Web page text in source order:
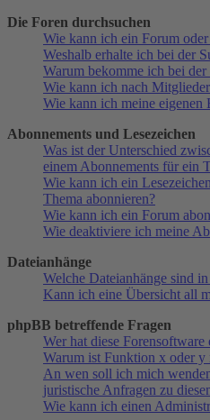
Die Foren durchsuchen
Wie kann ich ein Forum
Weshalb erhalte ich bei der
Warum bekomme ich bei der
Wie kann ich nach
Wie kann ich meine eigenen
Abonnements und Lesezeichen
Was ist der Unterschied
einem Abonnements für ein
Wie kann ich ein
Thema abonnieren?
Wie kann ich ein Forum
Wie deaktiviere ich meine
Dateianhänge
Welche Dateianhänge sind
Kann ich eine Übersicht all
phpBB betreffende Fragen
Wer hat diese
Warum ist Funktion x oder y
An wen soll ich mich
juristische Anfragen zu
Wie kann ich einen